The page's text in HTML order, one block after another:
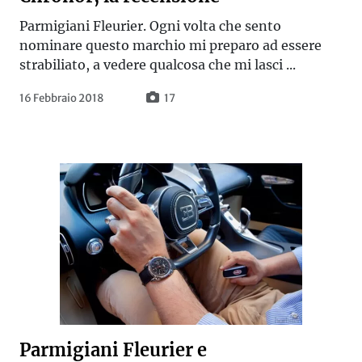
Parmigiani Fleurier. Ogni volta che sento
nominare questo marchio mi preparo ad essere
strabiliato, a vedere qualcosa che mi lasci ...
16 Febbraio 2018 17
Parmigiani Fleurier e